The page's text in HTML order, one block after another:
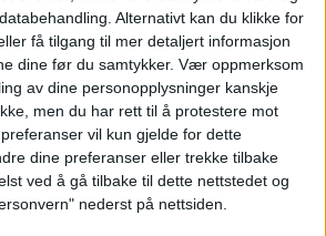
Alternativt kan du klikke for
få tilgang til mer detaljert informasjon
dine før du samtykker. Vær oppmerksom
av dine personopplysninger kanskje
men du har rett til å protestere mot
vil kun gjelde for dette
dine preferanser eller trekke tilbake
ved å gå tilbake til dette nettstedet og
nederst på nettsiden.